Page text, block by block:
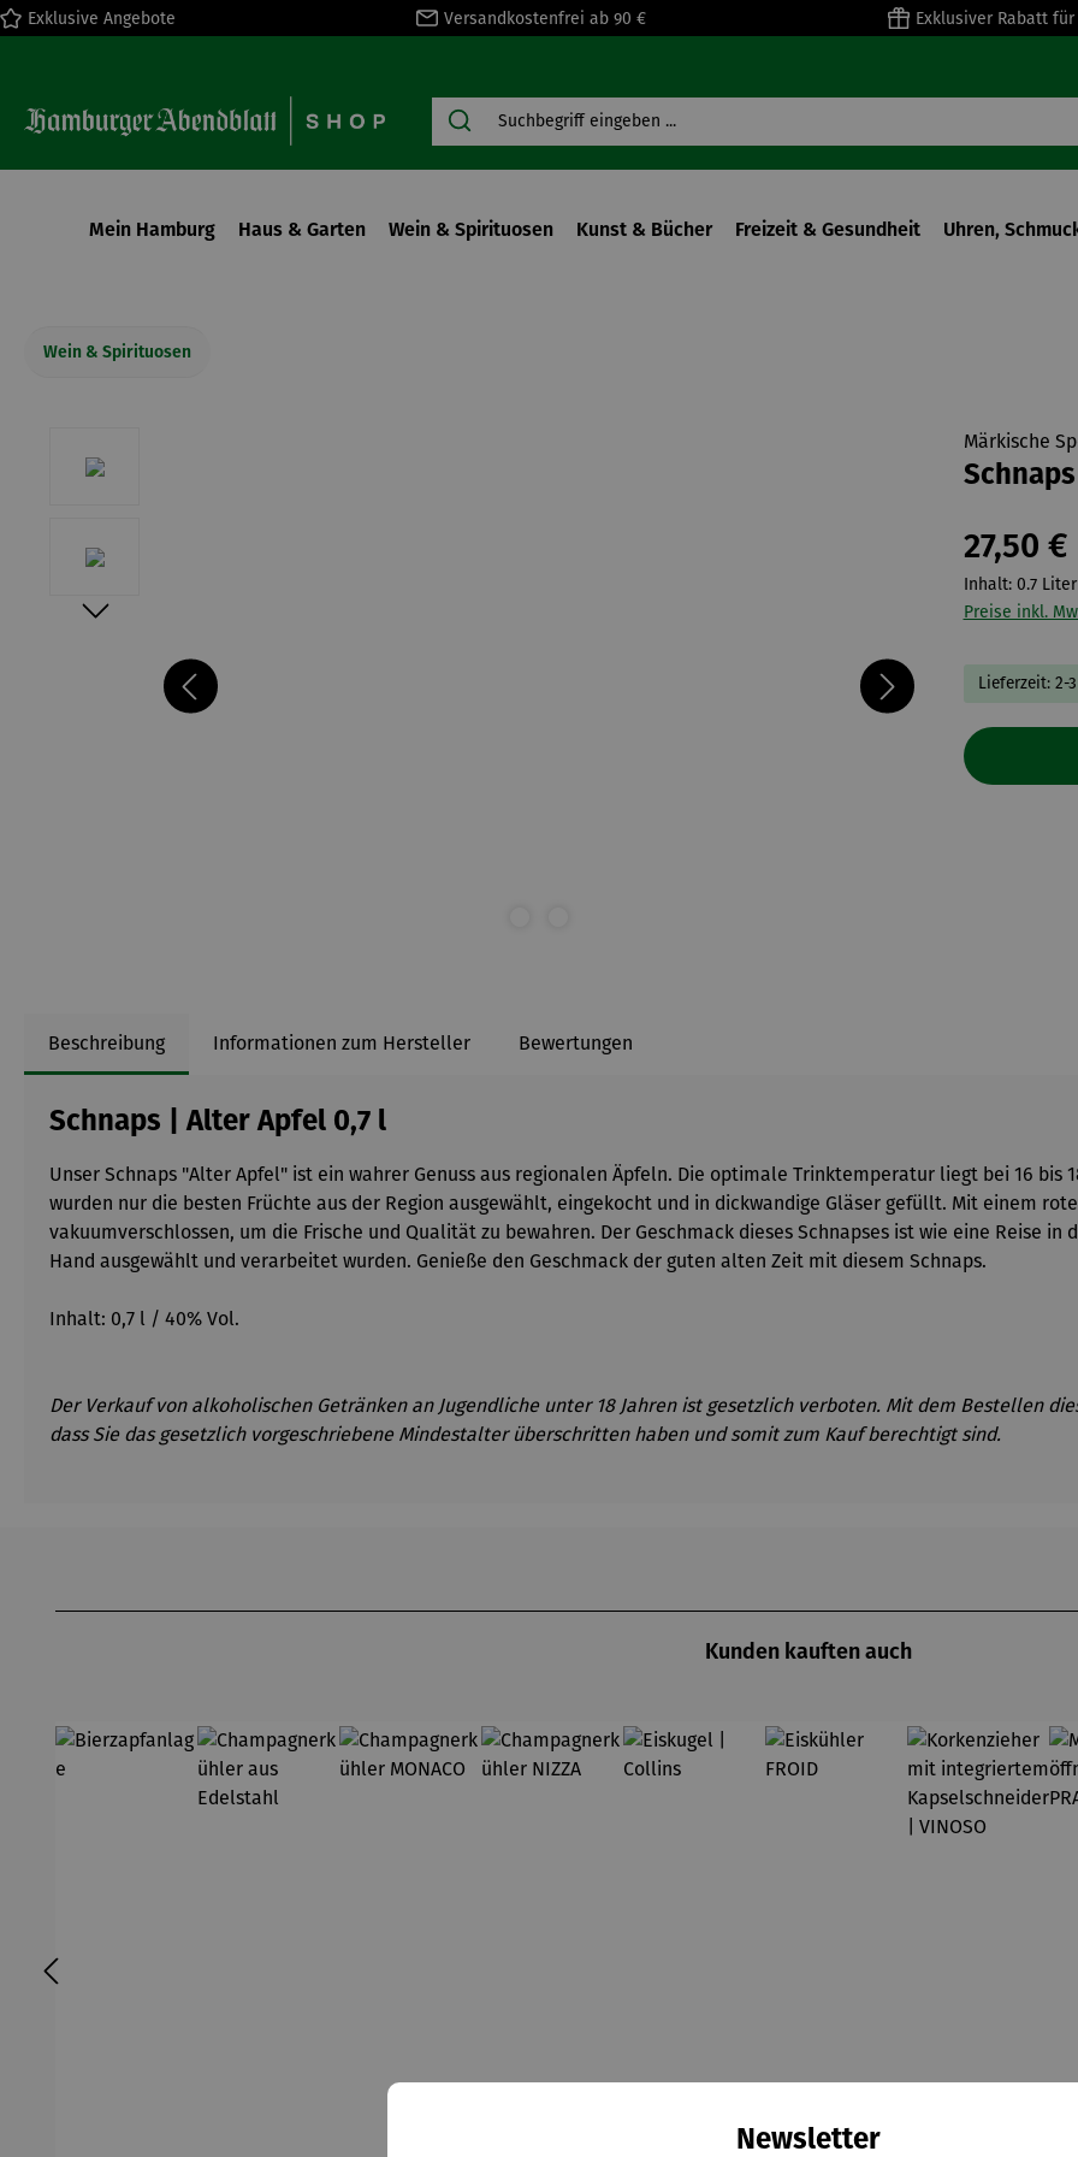
Zur Hauptnavigation springen
Exklusive Angebote Versandkostenfrei ab 90 € Exklusiver Rabatt
Mein Hamburg Haus & Garten Wein & Spirituosen Kunst & Bücher Freizeit & Gesundheit Uhren,
Wein & Spirituosen
Märkische
27,50 €
Inhalt: 0.7
Preise inkl.
Lieferzeit: 2-3
Beschreibung Informationen zum Hersteller Bewertungen
Schnaps | Alter Apfel 0,7 l
Unser Schnaps "Alter Apfel" ist ein wahrer Genuss aus regionalen Äpfeln. Die optimale Trinktemperatur liegt bei 16 bis
wurden nur die besten Früchte aus der Region ausgewählt, eingekocht und in dickwandige Gläser gefüllt. Mit einem
vakuumverschlossen, um die Frische und Qualität zu bewahren. Der Geschmack dieses Schnapses ist wie eine Reise
Hand ausgewählt und verarbeitet wurden. Genieße den Geschmack der guten alten Zeit mit diesem Schnaps.
Inhalt: 0,7 l / 40% Vol.
Der Verkauf von alkoholischen Getränken an Jugendliche unter 18 Jahren ist gesetzlich verboten. Mit dem Bestellen
dass Sie das gesetzlich vorgeschriebene Mindestalter überschritten haben und somit zum Kauf berechtigt sind.
Kunden kauften auch
Newsletter